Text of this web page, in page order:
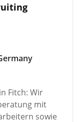
Fitch: Wir
mit
sowie